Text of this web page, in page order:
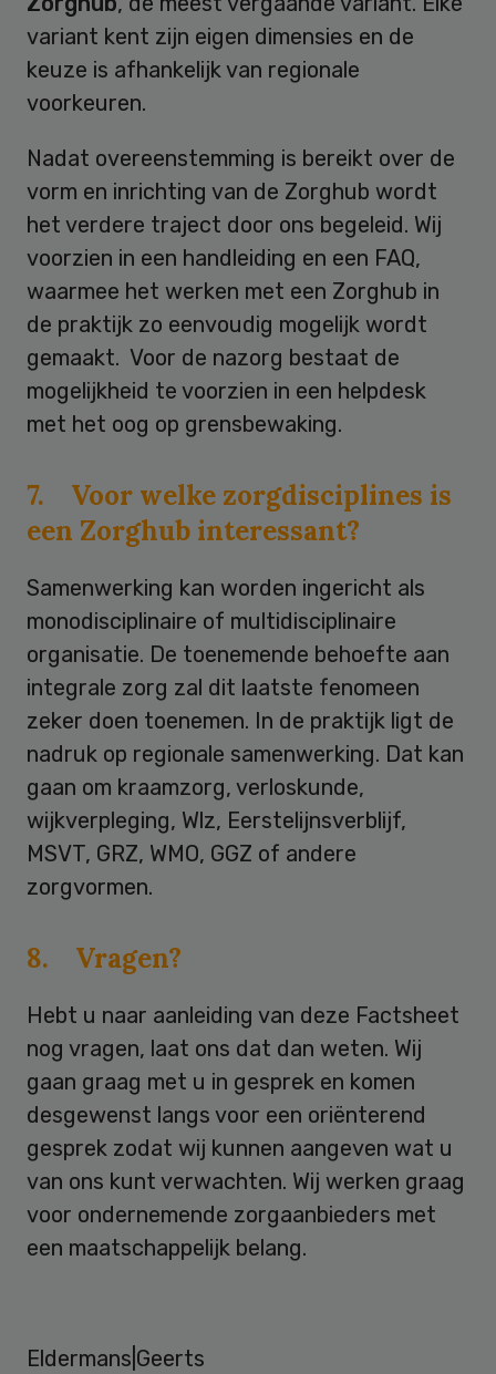
variant kent zijn eigen dimensies en de
keuze is afhankelijk van regionale
voorkeuren.
Nadat overeenstemming is bereikt over de
vorm en inrichting van de Zorghub wordt
het verdere traject door ons begeleid. Wij
voorzien in een handleiding en een FAQ,
waarmee het werken met een Zorghub in
de praktijk zo eenvoudig mogelijk wordt
gemaakt. Voor de nazorg bestaat de
mogelijkheid te voorzien in een helpdesk
met het oog op grensbewaking.
7. Voor welke zorgdisciplines is
een Zorghub interessant?
Samenwerking kan worden ingericht als
monodisciplinaire of multidisciplinaire
organisatie. De toenemende behoefte aan
integrale zorg zal dit laatste fenomeen
zeker doen toenemen. In de praktijk ligt de
nadruk op regionale samenwerking. Dat kan
gaan om kraamzorg, verloskunde,
wijkverpleging, Wlz, Eerstelijnsverblijf,
MSVT, GRZ, WMO, GGZ of andere
zorgvormen.
8. Vragen?
Hebt u naar aanleiding van deze Factsheet
nog vragen, laat ons dat dan weten. Wij
gaan graag met u in gesprek en komen
desgewenst langs voor een oriënterend
gesprek zodat wij kunnen aangeven wat u
van ons kunt verwachten. Wij werken graag
voor ondernemende zorgaanbieders met
een maatschappelijk belang.
Eldermans|Geerts